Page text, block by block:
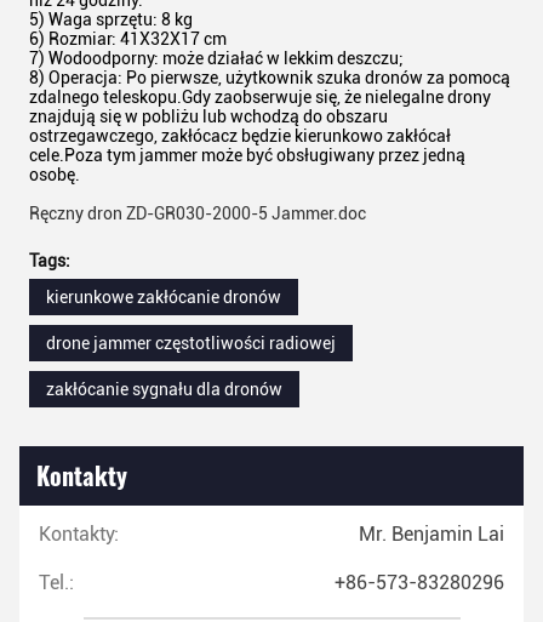
5) Waga sprzętu: 8 kg
6) Rozmiar: 41X32X17 cm
7) Wodoodporny: może działać w lekkim deszczu;
8) Operacja: Po pierwsze, użytkownik szuka dronów za pomocą
zdalnego teleskopu.Gdy zaobserwuje się, że nielegalne drony
znajdują się w pobliżu lub wchodzą do obszaru
ostrzegawczego, zakłócacz będzie kierunkowo zakłócał
cele.Poza tym jammer może być obsługiwany przez jedną
osobę.
Ręczny dron ZD-GR030-2000-5 Jammer.doc
Tags:
kierunkowe zakłócanie dronów
drone jammer częstotliwości radiowej
zakłócanie sygnału dla dronów
Kontakty
Kontakty: Mr. Benjamin Lai
Tel.: +86-573-83280296